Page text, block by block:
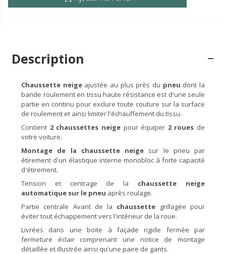
Description
Chaussette neige ajustée au plus près du pneu dont la
bande roulement en tissu haute résistance est d'une seule
partie en continu pour exclure toute couture sur la surface
de roulement et ainsi limiter l'échauffement du tissu.
Contient 2 chaussettes neigepour équiper 2 roues de
votre voiture.
Montage de la chaussette neige sur le pneu par
étirement d'un élastique interne monobloc à forte capacité
d'étirement.
Tension et centrage de la chaussette neige
automatique sur le pneu après roulage.
Partie centrale Avant de la chaussette grillagée pour
éviter tout échappement vers l'intérieur de la roue.
Livrées dans une boite à façade rigide fermée par
fermeture éclair comprenant une notice de montage
détaillée et illustrée ainsi qu'une paire de gants.